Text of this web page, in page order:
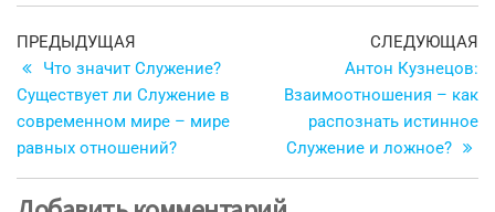
Навигация
по
записям
Предыдущая
запись
ПРЕДЫДУЩАЯ
Что значит Служение?
Существует ли Служение в
современном мире – мире
равных отношений?
СЛЕДУЮЩАЯ
Антон Кузнецов:
Взаимоотношения – как
распознать истинное
Служение и ложное?